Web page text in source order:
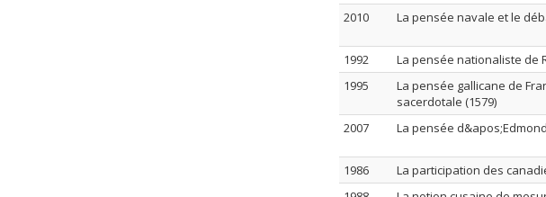
2010 La pensée navale et le
1992
La pensée nationaliste de
1995
La pensée gallicane de
sacerdotale (1579)
2007
La pensée
1986 La participation des